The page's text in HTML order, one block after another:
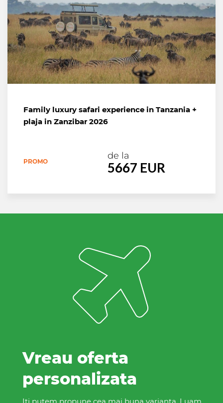
Family luxury safari experience in Tanzania +
plaja in Zanzibar 2026
PROMO
de la
5667 EUR
Vreau oferta
personalizata
Iti putem propune cea mai buna varianta. Luam